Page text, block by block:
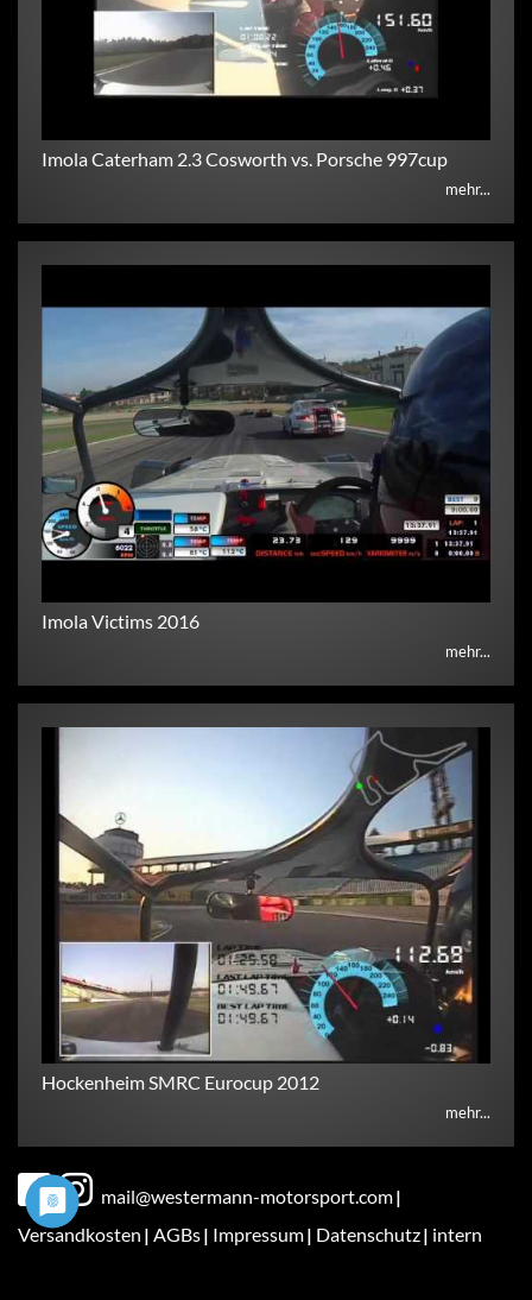
Imola Caterham 2.3 Cosworth vs. Porsche 997cup
mehr...
Imola Victims 2016
mehr...
Hockenheim SMRC Eurocup 2012
mehr...
Fußbereichsmenü
mail@westermann-motorsport.com
Versandkosten AGBs Impressum Datenschutz intern